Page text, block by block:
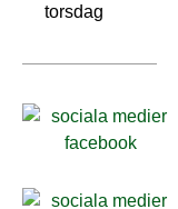
torsdag